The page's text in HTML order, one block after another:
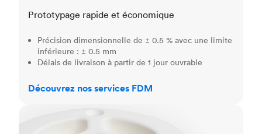
Prototypage rapide et économique
Précision dimensionnelle de ± 0.5 % avec une limite
inférieure : ± 0.5 mm
Délais de livraison à partir de 1 jour ouvrable
Découvrez nos services FDM